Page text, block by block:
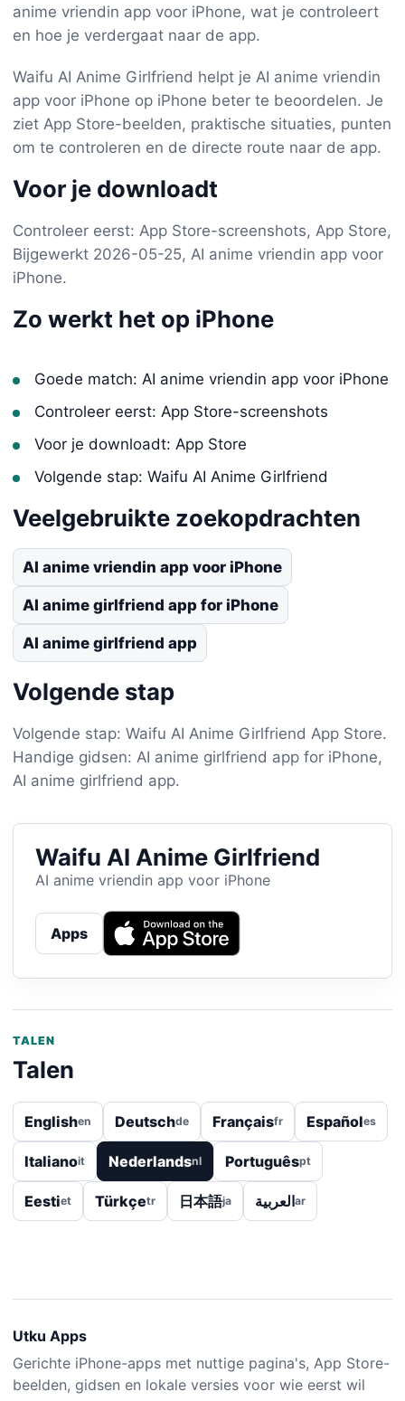
anime vriendin app voor iPhone, wat je controleert
en hoe je verdergaat naar de app.
Waifu AI Anime Girlfriend helpt je AI anime vriendin
app voor iPhone op iPhone beter te beoordelen. Je
ziet App Store-beelden, praktische situaties, punten
om te controleren en de directe route naar de app.
Voor je downloadt
Controleer eerst: App Store-screenshots, App Store,
Bijgewerkt 2026-05-25, AI anime vriendin app voor
iPhone.
Zo werkt het op iPhone
Goede match: AI anime vriendin app voor iPhone
Controleer eerst: App Store-screenshots
Voor je downloadt: App Store
Volgende stap: Waifu AI Anime Girlfriend
Veelgebruikte zoekopdrachten
AI anime vriendin app voor iPhone
AI anime girlfriend app for iPhone
AI anime girlfriend app
Volgende stap
Volgende stap: Waifu AI Anime Girlfriend App Store.
Handige gidsen: AI anime girlfriend app for iPhone,
AI anime girlfriend app.
Waifu AI Anime Girlfriend
AI anime vriendin app voor iPhone
Apps
TALEN
Talen
Englishen Deutschde Françaisfr Españoles
Italianoit Nederlandsnl Portuguêspt
Eestiet Türkçetr 日本語ja العربيةar
Utku Apps
Gerichte iPhone-apps met nuttige pagina's, App Store-
beelden, gidsen en lokale versies voor wie eerst wil